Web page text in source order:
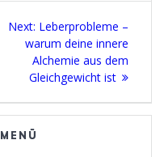
Next: Next
post:
Leberprobleme –
warum deine innere
Alchemie aus dem
Gleichgewicht ist